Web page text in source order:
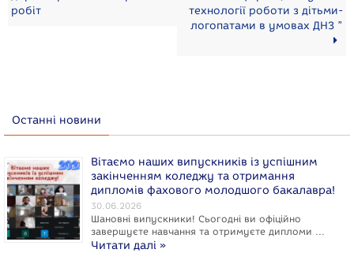
робіт
технології роботи з дітьми-
логопатами в умовах ДНЗ ”
Останні новини
Вітаємо наших випускників із успішним
закінченням коледжу та отримання
дипломів фахового молодшого бакалавра!
30.06.2026
Шановні випускники! Сьогодні ви офіційно
завершуєте навчання та отримуєте дипломи …
Читати далі »